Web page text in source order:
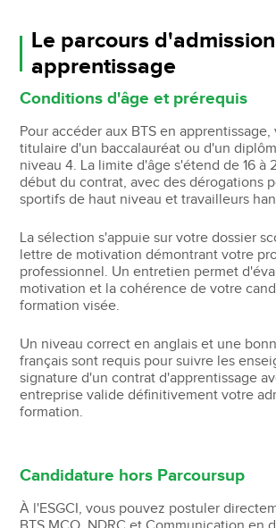
Le parcours
apprentissage
Conditions d'âge et prérequis
Pour accéder aux BTS en
titulaire d'un baccalauréat ou d'un
niveau 4. La limite d'âge s'étend de 16 à
début du contrat, avec des dérogations
sportifs de haut niveau et travailleurs
La sélection s'appuie sur votre dossier
lettre de motivation démontrant votre
professionnel. Un entretien permet
motivation et la cohérence de votre
formation visée.
Un niveau correct en anglais et une
français sont requis pour suivre les
signature d'un contrat d'apprentissage
entreprise valide définitivement votre
formation.
Candidature hors Parcoursup
À l'ESGCI, vous pouvez postuler